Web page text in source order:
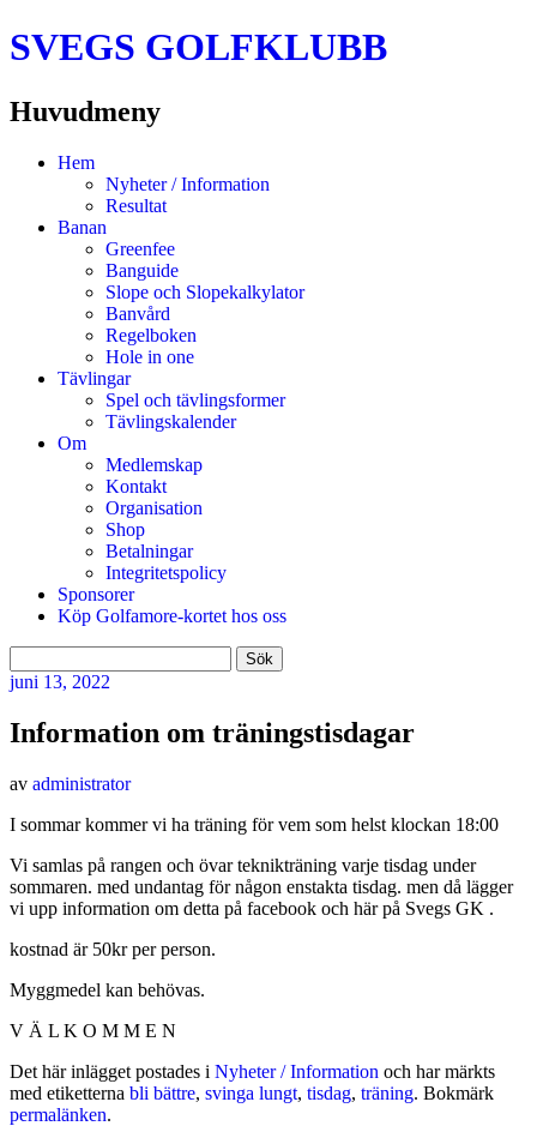
SVEGS GOLFKLUBB
Huvudmeny
HoppaHem
Nyheter / Information
Resultat
Banan
Greenfee
Banguide
Slope och Slopekalkylator
Banvård
Regelboken
Hole in one
Tävlingar
Spel och tävlingsformer
Tävlingskalender
Om
Medlemskap
Kontakt
Organisation
Shop
Betalningar
Integritetspolicy
Sponsorer
Köp Golfamore-kortet hos oss
efter:
juni 13, 2022
Information om träningstisdagar
av administrator
I sommar kommer vi ha träning för vem som helst klockan 18:00
Vi samlas på rangen och övar teknikträning varje tisdag under
sommaren. med undantag för någon enstakta tisdag. men då lägger
vi upp information om detta på facebook och här på Svegs GK .
kostnad är 50kr per person.
Myggmedel kan behövas.
V Ä L K O M M E N
Det här inlägget postades i Nyheter / Information och har märkts
med etiketterna bli bättre, svinga lungt, tisdag, träning. Bokmärk
permalänken.